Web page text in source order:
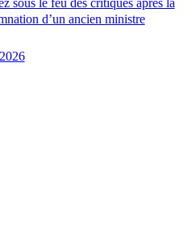
sous le feu des critiques après la
d’un ancien ministre